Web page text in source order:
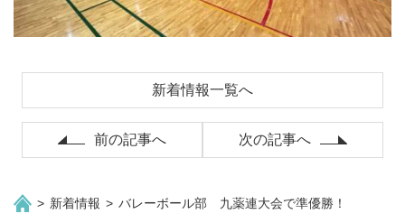
新着情報 バレーボール部 九薬連大会で準優勝！
前の記事へ
新着情報一覧へ
次の記事へ